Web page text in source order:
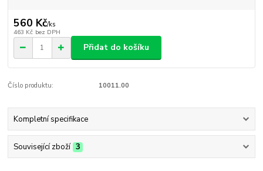
560 Kč/ks
463 Kč bez DPH
Přidat do košíku
Číslo produktu: 10011.00
Kompletní specifikace
Související zboží 3